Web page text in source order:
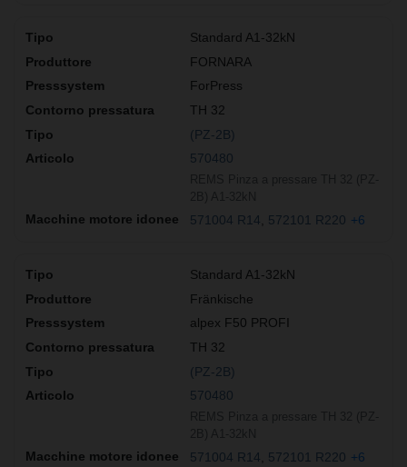
Standard A1-32kN
FORNARA
ForPress
TH 32
(PZ-2B)
570480
571004 R14 572101 R220 +6
Standard A1-32kN
Fränkische
alpex F50 PROFI
TH 32
(PZ-2B)
570480
571004 R14 572101 R220 +6